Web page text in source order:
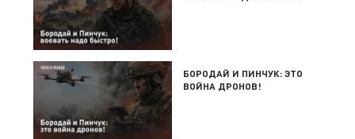
БОРОДАЙ И ПИНЧУК: ЭТО
ВОЙНА ДРОНОВ!